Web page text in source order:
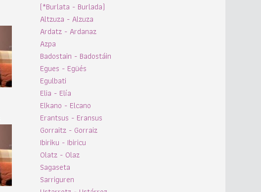
(*Burlata - Burlada)
Altzuza - Alzuza
Ardatz - Ardanaz
Azpa
Badostain - Badostáin
Egues - Egüés
Egulbati
Elia - Elía
Elkano - Elcano
Erantsus - Eransus
Gorraitz - Gorraiz
Ibiriku - Ibiricu
Olatz - Olaz
Sagaseta
Sarriguren